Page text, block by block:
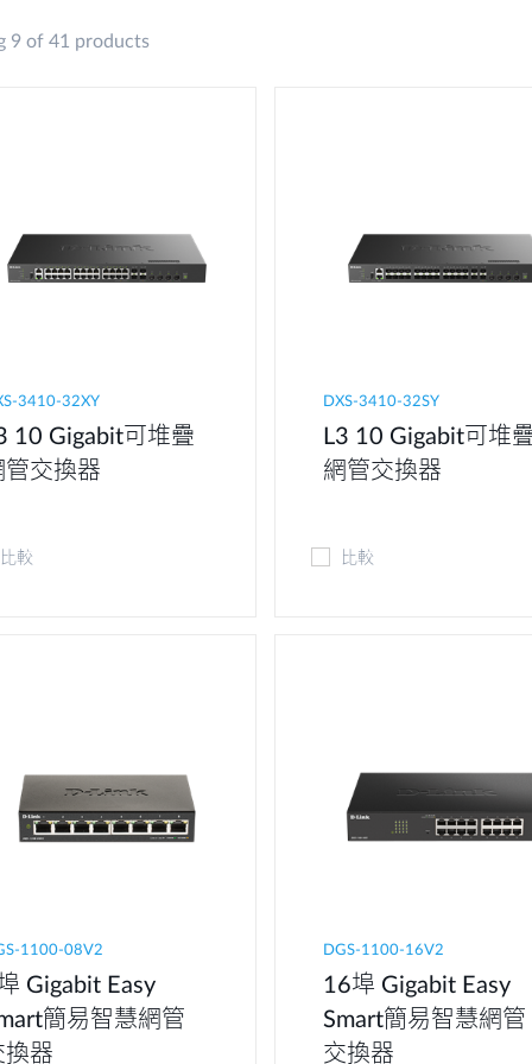
9 of 41 products
3410-32XY
10 Gigabit可堆疊
管交換器
比較
DXS-3410-32SY
L3 10 Gigabit可堆
網管交換器
比較
1100-08V2
Gigabit Easy
簡易智慧網管
換器
DGS-1100-16V2
16埠 Gigabit Easy
Smart簡易智慧網管
交換器